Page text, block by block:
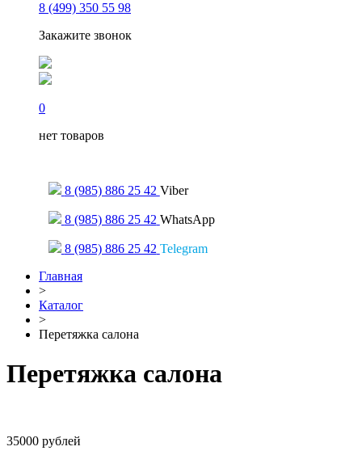
8 (499) 350 55 98
Закажите звонок
0
нет товаров
8 (985) 886 25 42 Viber
8 (985) 886 25 42 WhatsApp
8 (985) 886 25 42 Telegram
Главная
>
Каталог
>
Перетяжка салона
Перетяжка салона
35000 рублей